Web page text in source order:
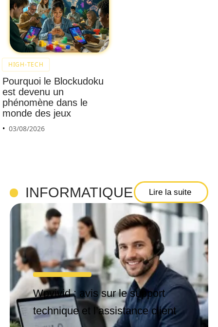
HIGH-TECH
Pourquoi le Blockudoku
est devenu un
phénomène dans le
monde des jeux
03/08/2026
INFORMATIQUE Lire la suite
Wpvivid : avis sur le support
technique et l’assistance client